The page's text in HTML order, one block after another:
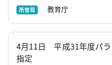
所管局 教育庁
4月11日 平成31年度パラ
指定